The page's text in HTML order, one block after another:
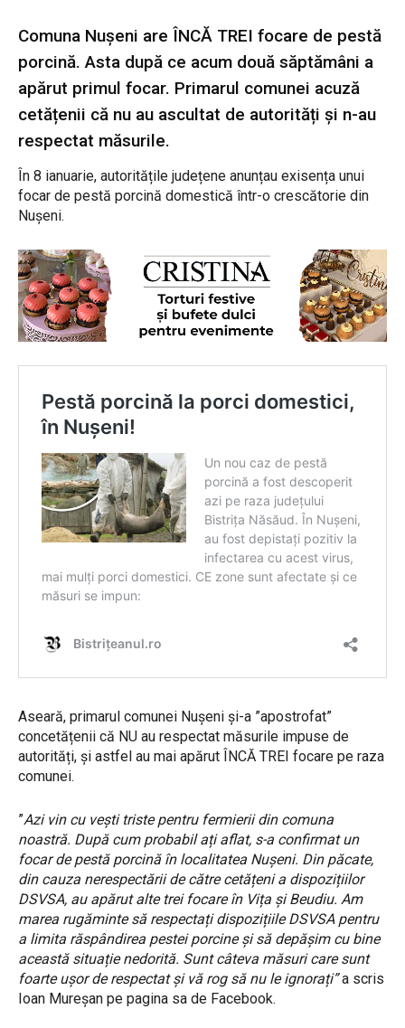
Comuna Nușeni are ÎNCĂ TREI focare de pestă
porcină. Asta după ce acum două săptămâni a
apărut primul focar. Primarul comunei acuză
cetățenii că nu au ascultat de autorități și n-au
respectat măsurile.
În 8 ianuarie, autoritățile județene anunțau exisența unui
focar de pestă porcină domestică într-o crescătorie din
Nușeni.
Aseară, primarul comunei Nușeni și-a ”apostrofat”
concetățenii că NU au respectat măsurile impuse de
autorități, și astfel au mai apărut ÎNCĂ TREI focare pe raza
comunei.
”Azi vin cu vești triste pentru fermierii din comuna
noastră. După cum probabil ați aflat, s-a confirmat un
focar de pestă porcină în localitatea Nușeni. Din păcate,
din cauza nerespectării de către cetățeni a dispozițiilor
DSVSA, au apărut alte trei focare în Vița și Beudiu. Am
marea rugăminte să respectați dispozițiile DSVSA pentru
a limita răspândirea pestei porcine și să depășim cu bine
această situație nedorită. Sunt câteva măsuri care sunt
foarte ușor de respectat și vă rog să nu le ignorați”a scris
Ioan Mureșan pe pagina sa de Facebook.